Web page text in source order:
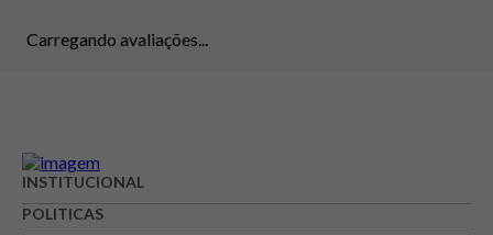
Carregando avaliações...
INSTITUCIONAL
POLITICAS